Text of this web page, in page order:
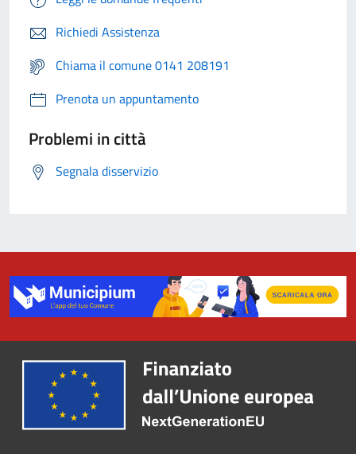
Richiedi Assistenza
Chiama il comune 0141 208191
Prenota un appuntamento
Problemi in città
Segnala disservizio